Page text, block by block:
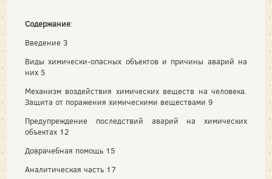
Содержание:
Введение 3
Виды химически-опасных объектов и причины аварий на
них 5
Механизм воздействия химических веществ на человека.
Защита от поражения химическими веществами 9
Предупреждение последствий аварий на химических
объектах 12
Доврачебная помощь 15
Аналитическая часть 17